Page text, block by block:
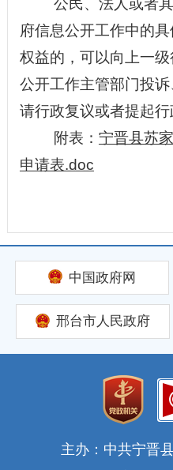
府信息公开工作中的
权益的，可以向上一
公开工作主管部门投
请行政复议或者提
附表： 宁晋县苏
申请表.doc
中国政府网
邢台市人民政府
主办：中共宁晋